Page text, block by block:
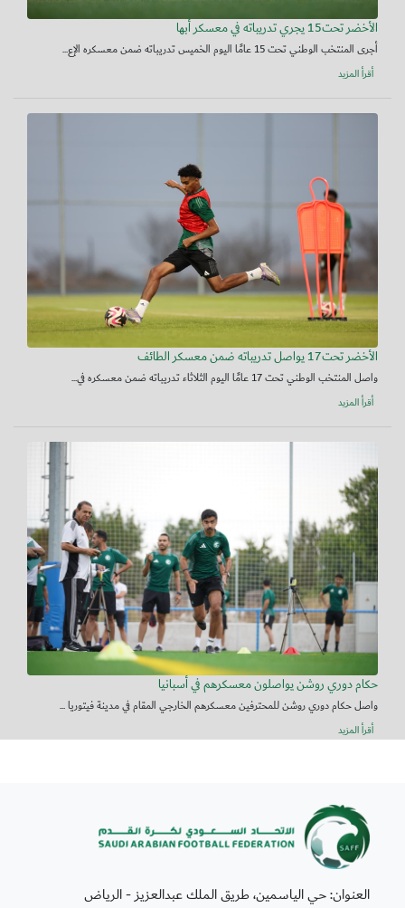
الأخضر تحت15 يجري تدريباته في معسكر أبها
أجرى المنتخب الوطني تحت 15 عامًا اليوم الخميس تدريباته ضمن معسكره الإع...
أقرأ المزيد
الأخضر تحت17 يواصل تدريباته ضمن معسكر الطائف
واصل المنتخب الوطني تحت 17 عامًا اليوم الثلاثاء تدريباته ضمن معسكره في...
أقرأ المزيد
حكام دوري روشن يواصلون معسكرهم في أسبانيا
واصل حكام دوري روشن للمحترفين معسكرهم الخارجي المقام في مدينة فيتوريا ...
أقرأ المزيد
العنوان: حي الياسمين، طريق الملك عبدالعزيز - الرياض